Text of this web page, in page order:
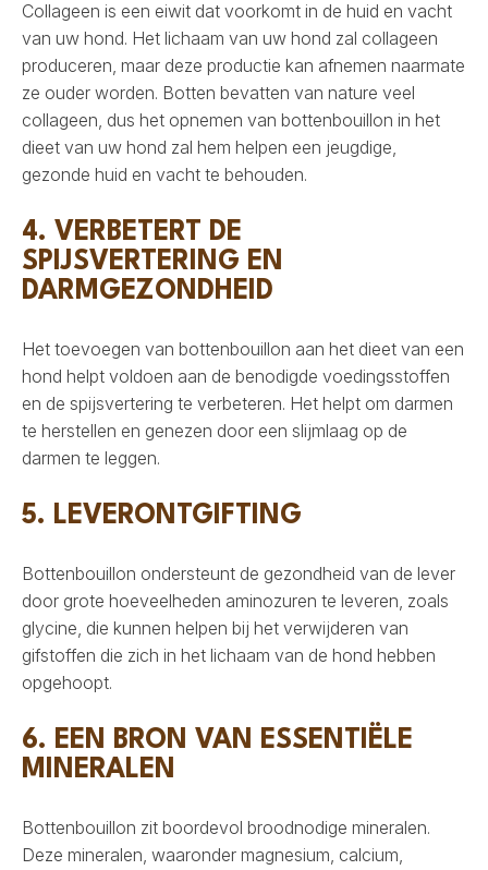
Collageen is een eiwit dat voorkomt in de huid en vacht
van uw hond. Het lichaam van uw hond zal collageen
produceren, maar deze productie kan afnemen naarmate
ze ouder worden. Botten bevatten van nature veel
collageen, dus het opnemen van bottenbouillon in het
dieet van uw hond zal hem helpen een jeugdige,
gezonde huid en vacht te behouden.
4. VERBETERT DE
SPIJSVERTERING EN
DARMGEZONDHEID
Het toevoegen van bottenbouillon aan het dieet van een
hond helpt voldoen aan de benodigde voedingsstoffen
en de spijsvertering te verbeteren. Het helpt om darmen
te herstellen en genezen door een slijmlaag op de
darmen te leggen.
5. LEVERONTGIFTING
Bottenbouillon ondersteunt de gezondheid van de lever
door grote hoeveelheden aminozuren te leveren, zoals
glycine, die kunnen helpen bij het verwijderen van
gifstoffen die zich in het lichaam van de hond hebben
opgehoopt.
6. EEN BRON VAN ESSENTIËLE
MINERALEN
Bottenbouillon zit boordevol broodnodige mineralen.
Deze mineralen, waaronder magnesium, calcium,